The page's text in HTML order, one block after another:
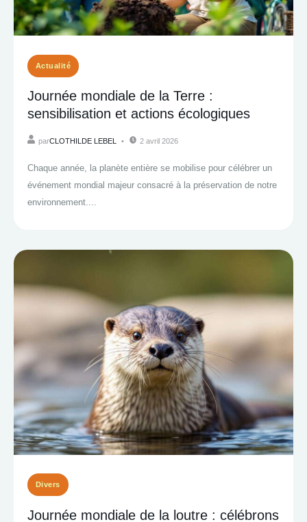
Actualité
Journée mondiale de la Terre :
sensibilisation et actions écologiques
parCLOTHILDE LEBEL 2 avril 2026
Chaque année, la planète entière se mobilise pour célébrer un
événement mondial majeur consacré à la préservation de notre
environnement....
Divers
Journée mondiale de la loutre : célébrons